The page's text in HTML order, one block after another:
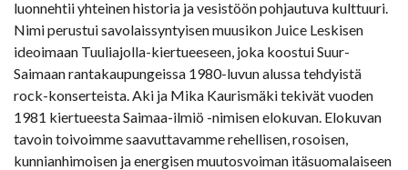
luonnehtii yhteinen historia ja vesistöön pohjautuva kulttuuri.
Nimi perustui savolaissyntyisen muusikon Juice Leskisen
ideoimaan Tuuliajolla-kiertueeseen, joka koostui Suur-
Saimaan rantakaupungeissa 1980-luvun alussa tehdyistä
rock-konserteista. Aki ja Mika Kaurismäki tekivät vuoden
1981 kiertueesta Saimaa-ilmiö -nimisen elokuvan. Elokuvan
tavoin toivoimme saavuttavamme rehellisen, rosoisen,
kunnianhimoisen ja energisen muutosvoiman itäsuomalaiseen